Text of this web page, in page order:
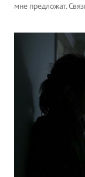
мне предложат.